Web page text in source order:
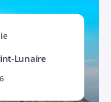
Lunaire